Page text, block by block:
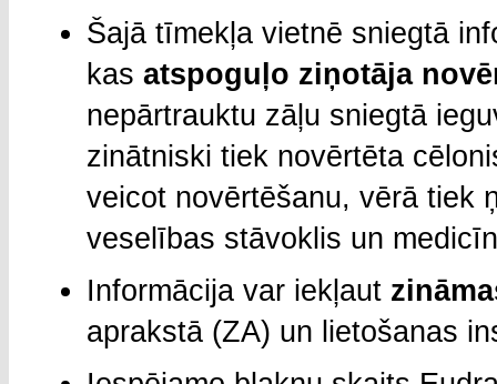
Šajā tīmekļa vietnē sniegtā
kas atspoguļo ziņotāja
nepārtrauktu zāļu sniegtā
zinātniski tiek novērtēta
veicot novērtēšanu, vērā tiek
veselības stāvoklis un
Informācija var iekļaut
aprakstā (ZA) un lietošanas